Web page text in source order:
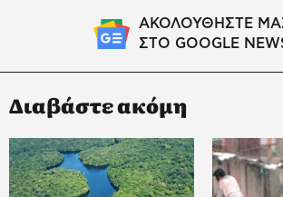
ΑΚΟΛΟΥΘΗΣΤΕ
ΣΤΟ GOOGLE
Διαβάστε ακόμη